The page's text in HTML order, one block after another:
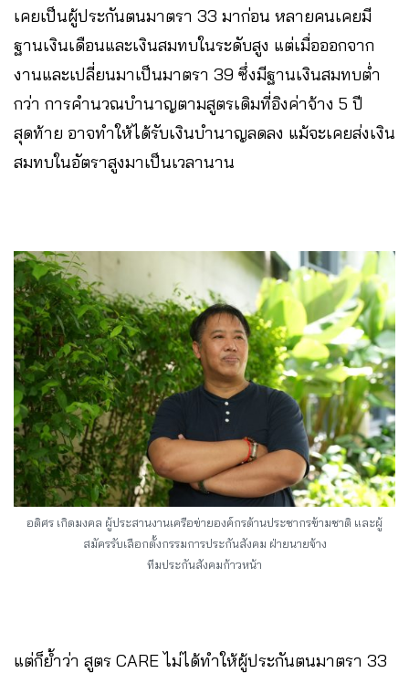
เคยเป็นผู้ประกันตนมาตรา 33 มาก่อน หลายคนเคยมี
ฐานเงินเดือนและเงินสมทบในระดับสูง แต่เมื่อออกจาก
งานและเปลี่ยนมาเป็นมาตรา 39 ซึ่งมีฐานเงินสมทบต่ำ
กว่า การคำนวณบำนาญตามสูตรเดิมที่อิงค่าจ้าง 5 ปี
สุดท้าย อาจทำให้ได้รับเงินบำนาญลดลง แม้จะเคยส่งเงิน
สมทบในอัตราสูงมาเป็นเวลานาน
อดิศร เกิดมงคล ผู้ประสานงานเครือข่ายองค์กรด้านประชากรข้ามชาติ และผู้
สมัครรับเลือกตั้งกรรมการประกันสังคม ฝ่ายนายจ้าง
ทีมประกันสังคมก้าวหน้า
แต่ก็ย้ำว่า สูตร CARE ไม่ได้ทำให้ผู้ประกันตนมาตรา 33